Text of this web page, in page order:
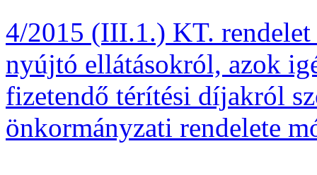
4/2015 (III.1.) KT. rendelet
nyújtó ellátásokról, azok
fizetendő térítési díjakról
önkormányzati rendelete